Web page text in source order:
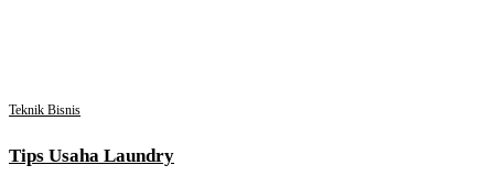
Teknik Bisnis
Tips Usaha Laundry